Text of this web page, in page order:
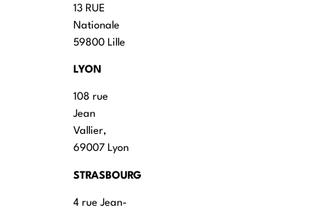
13 RUE
Nationale
59800 Lille
LYON
108 rue
Jean
Vallier,
69007 Lyon
STRASBOURG
4 rue Jean-